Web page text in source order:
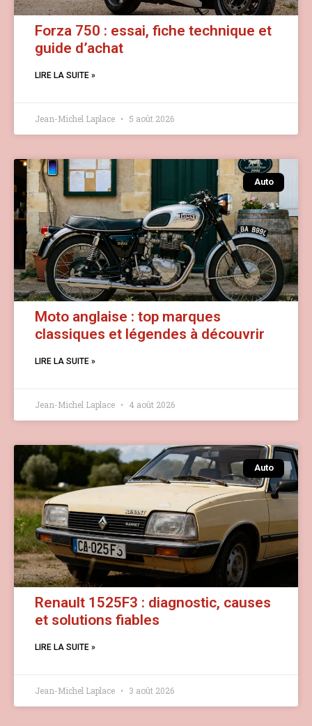
Forza 750 : essai, fiche technique et
guide d’achat
LIRE LA SUITE »
Jean-Michel Laplace 5 août 2026
Auto
Moto anglaise : top marques
classiques et légendes à découvrir
LIRE LA SUITE »
Jean-Michel Laplace 4 août 2026
Auto
Renault 1525F3 : diagnostic, causes
et solutions fiables
LIRE LA SUITE »
Jean-Michel Laplace 3 août 2026